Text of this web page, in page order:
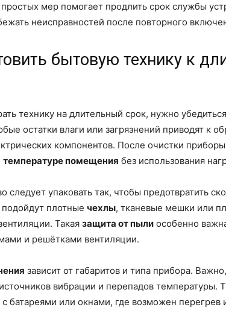
мер помогает продлить срок службы
неисправностей после повторного
бытовую технику к
технику на длительный срок, нужно
остатки влаги или загрязнений приводят к
компонентов. После очистки
температуре помещения без использования
следует упаковать так, чтобы предотвратить
плотные чехлы, тканевые мешки или
Такая защита от пыли особенно
и решётками вентиляции.
зависит от габаритов и типа прибора.
вибрации и перепадов температуры.
с батареями или окнами, где возможен перегрев